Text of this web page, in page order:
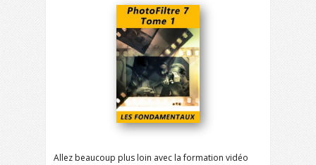
Allez beaucoup plus loin avec la formation vidéo